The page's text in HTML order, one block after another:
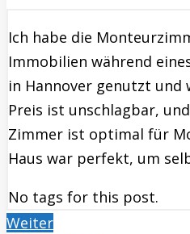
Ich habe die
Immobilien während
in Hannover genutzt und
Preis ist unschlagbar,
Zimmer ist optimal für
Haus war perfekt, um
No tags for this post.
Weiter